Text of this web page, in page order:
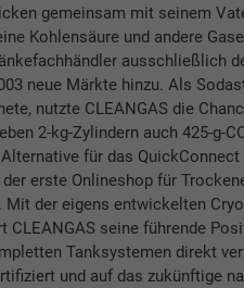
gemeinsam mit seinem
Kohlensäure und andere Gase
ausschließlich
neue Märkte hinzu. Als
nutzte CLEANGAS die
2-kg-Zylindern auch 425-g-
für das QuickConnect
erste Onlineshop für
der eigens entwickelten
­CLEANGAS seine führende
Tanksystemen direkt
und auf das zukünftige